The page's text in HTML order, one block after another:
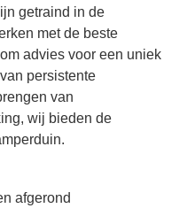
getraind in de
met de beste
advies voor een uniek
persistente
van
wij bieden de
afgerond